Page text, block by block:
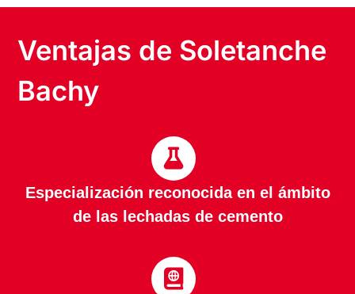
Ventajas de Soletanche
Bachy
Especialización reconocida en el ámbito
de las lechadas de cemento